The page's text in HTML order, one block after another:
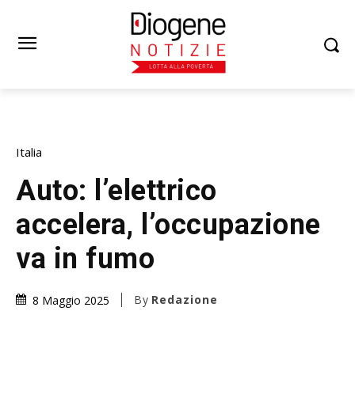
Italia
Auto: l’elettrico
accelera, l’occupazione
va in fumo
8 Maggio 2025 By Redazione